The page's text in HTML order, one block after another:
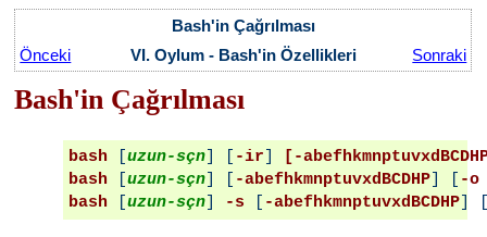
Bash'in Çağrılması
Önceki
VI. Oylum - Bash'in Özellikleri Sonraki
Bash'in Çağrılması
bash uzun-sçn] [ -ir
[-
bash
uzun-sçn] [ -abefhkmnptuvxdBCDHP] [
-
bash
uzun-sçn] -s -abefhkmnptuvxdBCDHP]